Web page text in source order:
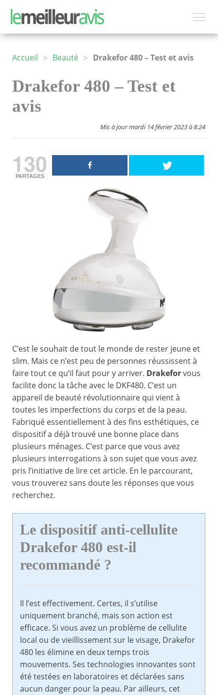
Accueil > Beauté > Drakefor 480 – Test et avis
Drakefor 480 – Test et
avis
Mis à jour mardi 14 février 2023 à 8:24
130
PARTAGES
C’est le souhait de tout le monde de rester jeune et
slim. Mais ce n’est peu de personnes réussissent à
faire tout ce qu’il faut pour y arriver. Drakeforvous
facilite donc la tâche avec le DKF480. C’est un
appareil de beauté révolutionnaire qui vient à
toutes les imperfections du corps et de la peau.
Fabriqué essentiellement à des fins esthétiques, ce
dispositif a déjà trouvé une bonne place dans
plusieurs ménages. C’est parce que vous avez
plusieurs interrogations à son sujet que vous avez
pris l’initiative de lire cet article. En le parcourant,
vous trouverez sans doute les réponses que vous
recherchez.
Le dispositif anti-cellulite
Drakefor 480 est-il
recommandé ?
Il l’est effectivement. Certes, il s’utilise
uniquement branché, mais son action est
efficace. Si vous avez un problème de cellulite
local ou de vieillissement sur le visage, Drakefor
480 les élimine en deux temps trois
mouvements. Ses technologies innovantes sont
été testées en laboratoires et déclarées sans
aucun danger pour la peau. Par ailleurs, cet